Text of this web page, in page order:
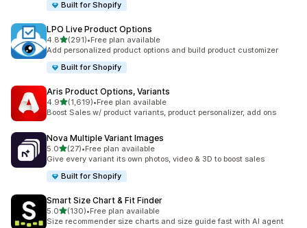
Built for Shopify
LPO Live Product Options
4.8เต็ม 5 ดาว
(291)
ทั้งหมด 291 รีวิว
•Free plan available
Add personalized product options and build product customizer
Built for Shopify
Aris Product Options, Variants
4.9เต็ม 5 ดาว
(1,619)
ทั้งหมด 1619 รีวิว
•Free plan available
Boost Sales w/ product variants, product personalizer, add ons
Nova Multiple Variant Images
5.0เต็ม 5 ดาว
(27)
ทั้งหมด 27 รีวิว
•Free plan available
Give every variant its own photos, video & 3D to boost sales
Built for Shopify
Smart Size Chart & Fit Finder
5.0เต็ม 5 ดาว
(130)
ทั้งหมด 130 รีวิว
•Free plan available
Size recommender size charts and size guide fast with AI agent